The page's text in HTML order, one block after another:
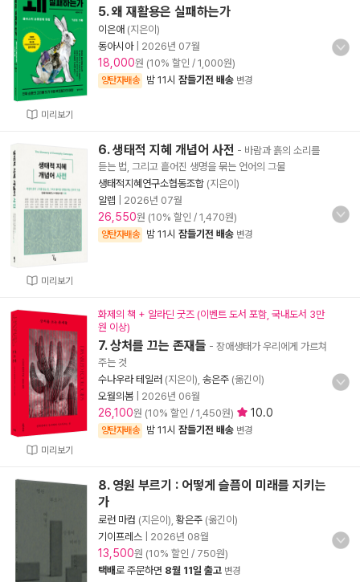
미리보기
5. 왜 재활용은 실패하는가
이은애 (지은이)
동아시아| 2026년 07월
18,000원 (10% 할인 / 1,000원)
양탄자배송 밤 11시 잠들기전 배송 변경
미리보기
6. 생태적 지혜 개념어 사전 - 바람과 흙의 소리를
듣는 법, 그리고 흩어진 생명을 묶는 언어의 그물
생태적지혜연구소협동조합 (지은이)
알렙
2026년 07월
26,550원 (10% 할인 / 1,470원)
양탄자배송 밤 11시 잠들기전 배송 변경
미리보기
화제의 책 + 알라딘 굿즈 (이벤트 도서 포함, 국내도서 3만
원 이상)
7. 상처를 끄는 존재들 - 장애생태가 우리에게 가르쳐
주는 것
수나우라 테일러 (지은이), 송은주 (옮긴이)
오월의봄
2026년 06월
26,100원 (10% 할인 / 1,450원) 10.0
양탄자배송 밤 11시 잠들기전 배송 변경
8. 영원 부르기 : 어떻게 슬픔이 미래를 지키는
가
로런 마컴 (지은이), 황은주 (옮긴이)
기이프레스
2026년 08월
13,500원 (10% 할인 / 750원)
택배로 주문하면 8월 11일 출고 변경